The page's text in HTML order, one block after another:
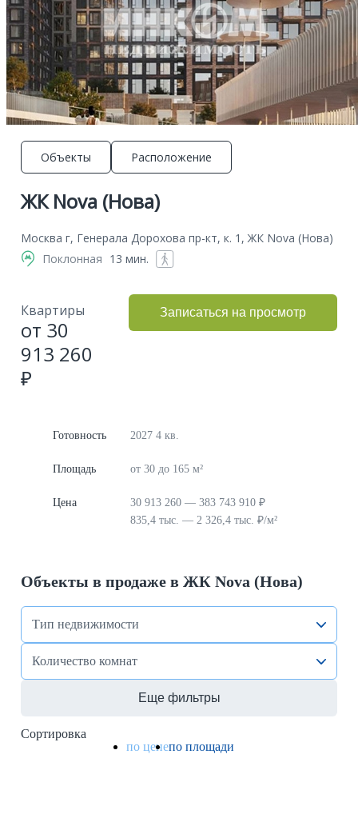
ЖК Nova (Нова)
Москва г, Генерала Дорохова пр-кт, к. 1, ЖК Nova (Нова)
Поклонная 13 мин.
Квартиры
от 30
913 260
₽
Записаться на просмотр
Объекты Расположение
Готовность 2027 4 кв.
Площадь от 30 до 165 м²
Цена
30 913 260 — 383 743 910 ₽
835,4 тыс. — 2 326,4 тыс. ₽/м²
Объекты в продаже в ЖК Nova (Нова)
Тип недвижимости
Количество комнат
Еще фильтры
Сортировка
по ценепо площади